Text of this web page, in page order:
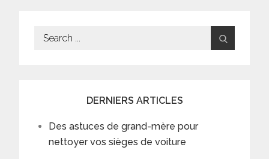
Search
DERNIERS ARTICLES
Des astuces de grand-mère pour
nettoyer vos sièges de voiture